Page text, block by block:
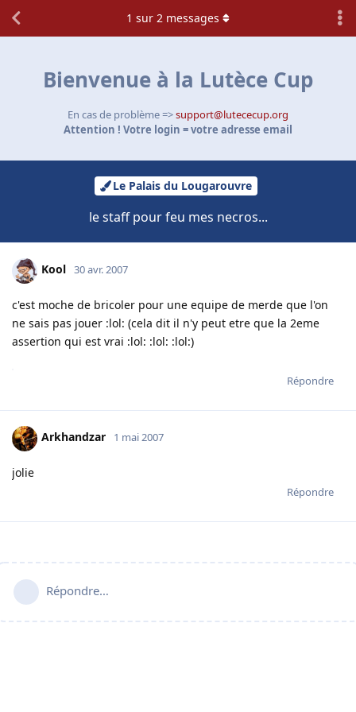
Bienvenue à la Lutèce Cup
En cas de problème =>support@lutececup.org
Attention ! Votre login = votre adresse email
Le Palais du Lougarouvre
le staff pour feu mes necros...
1 sur 2 messages
Kool 30 avr. 2007
c'est moche de bricoler pour une equipe de merde que l'on
ne sais pas jouer :lol: (cela dit il n'y peut etre que la 2eme
assertion qui est vrai :lol: :lol: :lol:)
Répondre
Arkhandzar 1 mai 2007
jolie
Répondre
Répondre…